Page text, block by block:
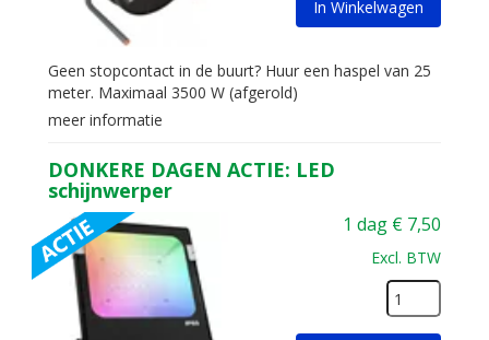
In Winkelwagen
Geen stopcontact in de buurt? Huur een haspel van 25
meter. Maximaal 3500 W (afgerold)
meer informatie
DONKERE DAGEN ACTIE: LED
schijnwerper
1 dag € 7,50
Excl. BTW